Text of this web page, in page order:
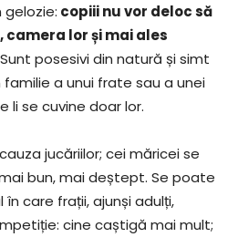
gelozie: copiii nu vor deloc să
lor și mai ales
posesivi din natură și simt
a unui frate sau a unei
li se cuvine doar lor.
jucăriilor; cei măricei se
bun, mai deștept. Se poate
care frații, ajunși adulți,
cine caștigă mai mult;